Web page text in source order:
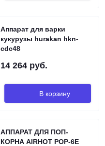
Аппарат для варки
кукурузы hurakan hkn-
cdc48
14 264 руб.
В корзину
АППАРАТ ДЛЯ ПОП-
КОРНА AIRHOT POP-6E